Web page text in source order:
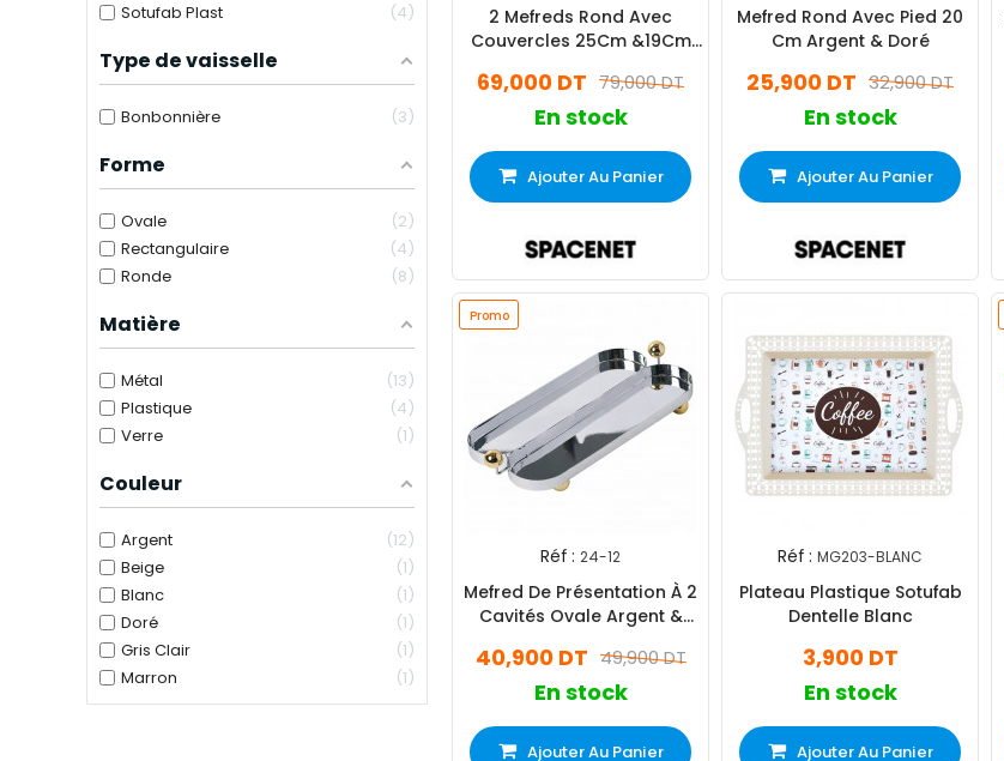
Sotufab Plast
4
Type de vaisselle
Bonbonnière 3
Forme
Ovale
2
Rectangulaire
4
Ronde
8
Matière
Métal
13
Plastique
4
Verre
1
Couleur
Argent
12
Beige
1
Blanc
1
Doré
1
Gris Clair
1
Marron
1
2 Mefreds Rond Avec
Couvercles 25Cm &19Cm
79,000 DT
69,000 DT
En stock
Ajouter Au Panier
Mefred Rond Avec Pied 20
Cm Argent & Doré
32,900 DT
25,900 DT
En stock
Ajouter Au Panier
Promo
Réf : 24-12
Mefred De Présentation À 2
Cavités Ovale Argent &
49,900 DT
40,900 DT
En stock
Ajouter Au Panier
Réf : MG203-BLANC
Plateau Plastique Sotufab
Dentelle Blanc
3,900 DT
En stock
Ajouter Au Panier